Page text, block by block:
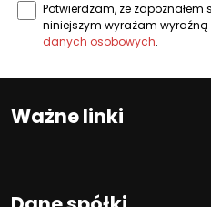
Potwierdzam, że zapoznałem
niniejszym wyrażam wyraźną
danych osobowych.
Ważne linki